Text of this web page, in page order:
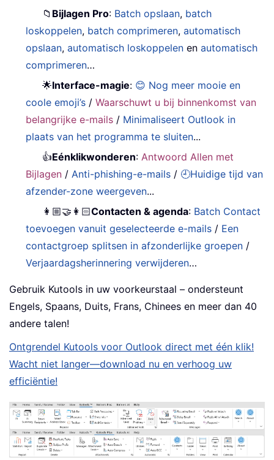
📁 Bijlagen Pro: Batch opslaan, batch
loskoppelen, batch comprimeren,automatisch
opslaan,automatisch loskoppelen enautomatisch
comprimeren…
🌟Interface-magie: 😊 Nog meer mooie en
coole emoji’s /Waarschuwt u bij binnenkomst van
belangrijke e-mails / Minimaliseert Outlook in
plaats van het programma te sluiten...
👍Eénklikwonderen: Antwoord Allen met
Bijlagen / Anti-phishing-e-mails / 🕘Huidige tijd van
afzender-zone weergeven...
👩🏼‍🤝‍👩🏻Contacten & agenda: Batch Contact
toevoegen vanuit geselecteerde e-mails / Een
contactgroep splitsen in afzonderlijke groepen /
Verjaardagsherinnering verwijderen…
Gebruik Kutools in uw voorkeurstaal – ondersteunt
Engels, Spaans, Duits, Frans, Chinees en meer dan 40
andere talen!
Ontgrendel Kutools voor Outlook direct met één klik!
Wacht niet langer—download nu en verhoog uw
efficiëntie!